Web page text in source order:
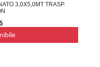
3,0X5,0MT TRASP.